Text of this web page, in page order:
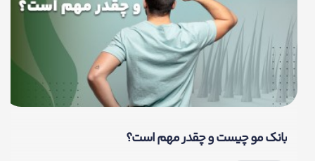
بانک مو چیست و چقدر مهم است؟